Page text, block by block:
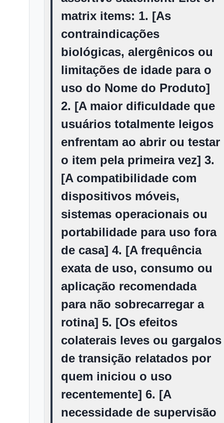
matrix items: 1. [As
contraindicações
biológicas, alergênicos ou
limitações de idade para o
uso do Nome do Produto]
2. [A maior dificuldade que
usuários totalmente leigos
enfrentam ao abrir ou testar
o item pela primeira vez] 3.
[A compatibilidade com
dispositivos móveis,
sistemas operacionais ou
portabilidade para uso fora
de casa] 4. [A frequência
exata de uso, consumo ou
aplicação recomendada
para não sobrecarregar a
rotina] 5. [Os efeitos
colaterais leves ou gargalos
de transição relatados por
quem iniciou o uso
recentemente] 6. [A
necessidade de supervisão